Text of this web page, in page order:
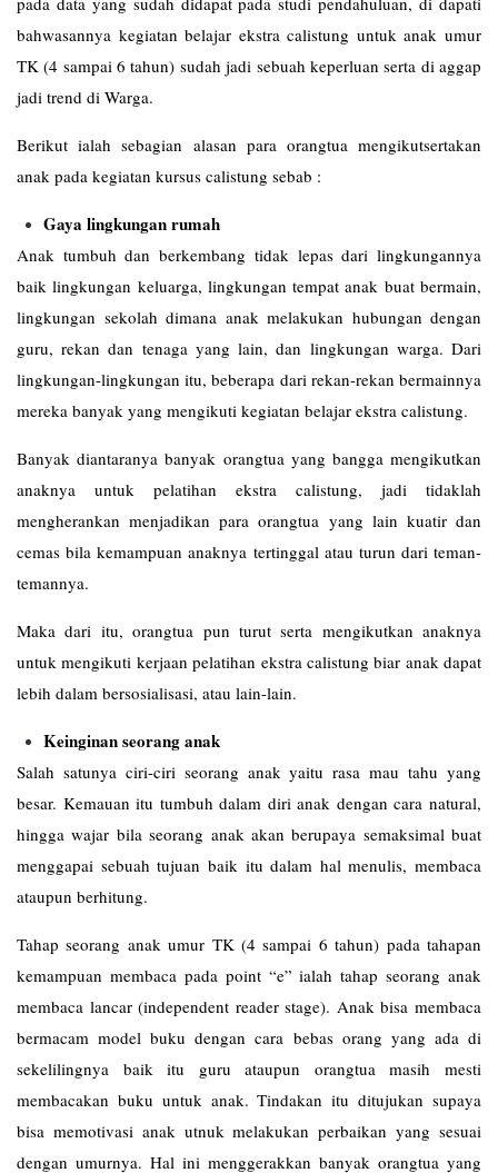
bahwasannya kegiatan belajar ekstra calistung untuk anak umur
TK (4 sampai 6 tahun) sudah jadi sebuah keperluan serta di aggap
jadi trend di Warga.
Berikut ialah sebagian alasan para orangtua mengikutsertakan
anak pada kegiatan kursus calistung sebab :
Gaya lingkungan rumah
Anak tumbuh dan berkembang tidak lepas dari lingkungannya
baik lingkungan keluarga, lingkungan tempat anak buat bermain,
lingkungan sekolah dimana anak melakukan hubungan dengan
guru, rekan dan tenaga yang lain, dan lingkungan warga. Dari
lingkungan-lingkungan itu, beberapa dari rekan-rekan bermainnya
mereka banyak yang mengikuti kegiatan belajar ekstra calistung.
Banyak diantaranya banyak orangtua yang bangga mengikutkan
anaknya untuk pelatihan ekstra calistung, jadi tidaklah
mengherankan menjadikan para orangtua yang lain kuatir dan
cemas bila kemampuan anaknya tertinggal atau turun dari teman-
temannya.
Maka dari itu, orangtua pun turut serta mengikutkan anaknya
untuk mengikuti kerjaan pelatihan ekstra calistung biar anak dapat
lebih dalam bersosialisasi, atau lain-lain.
Keinginan seorang anak
Salah satunya ciri-ciri seorang anak yaitu rasa mau tahu yang
besar. Kemauan itu tumbuh dalam diri anak dengan cara natural,
hingga wajar bila seorang anak akan berupaya semaksimal buat
menggapai sebuah tujuan baik itu dalam hal menulis, membaca
ataupun berhitung.
Tahap seorang anak umur TK (4 sampai 6 tahun) pada tahapan
kemampuan membaca pada point “e” ialah tahap seorang anak
membaca lancar (independent reader stage). Anak bisa membaca
bermacam model buku dengan cara bebas orang yang ada di
sekelilingnya baik itu guru ataupun orangtua masih mesti
membacakan buku untuk anak. Tindakan itu ditujukan supaya
bisa memotivasi anak utnuk melakukan perbaikan yang sesuai
dengan umurnya. Hal ini menggerakkan banyak orangtua yang